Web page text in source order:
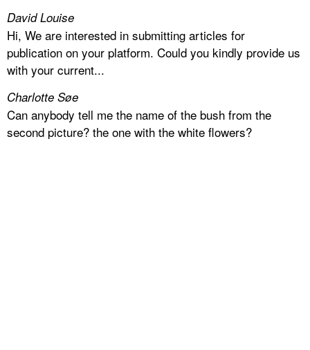
David Louise
Hi, We are interested in submitting articles for
publication on your platform. Could you kindly provide us
with your current...
Charlotte Søe
Can anybody tell me the name of the bush from the
second picture? the one with the white flowers?